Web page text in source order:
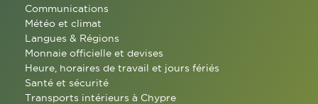
Communications
Météo et climat
Langues & Régions
Monnaie officielle et devises
Heure, horaires de travail et jours fériés
Santé et sécurité
Transports intérieurs à Chypre